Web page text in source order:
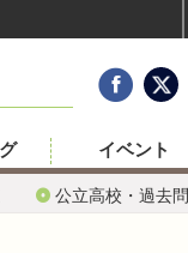
公立高校・過去問
イベント